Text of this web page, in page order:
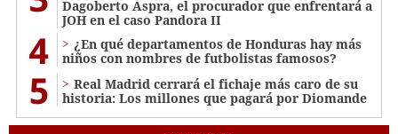
Dagoberto Aspra, el procurador que enfrentará a
JOH en el caso Pandora II
4
¿En qué departamentos de Honduras hay más
niños con nombres de futbolistas famosos?
5
Real Madrid cerrará el fichaje más caro de su
historia: Los millones que pagará por Diomande